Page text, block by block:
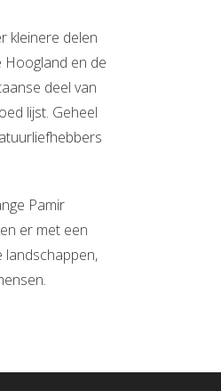
kleinere delen
Hoogland en de
deel van
lijst. Geheel
Pamir
er met een
landschappen,